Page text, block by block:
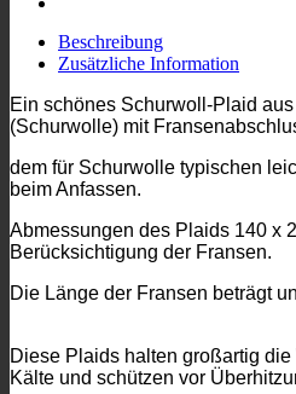
Beschreibung
Zusätzliche Information
Ein schönes Schurwoll-Plaid
(Schurwolle) mit
dem für Schurwolle typischen
beim Anfassen.
Abmessungen des Plaids 140 х
Berücksichtigung der Fransen.
Die Länge der Fransen beträgt
Diese Plaids halten großartig
Kälte und schützen vor